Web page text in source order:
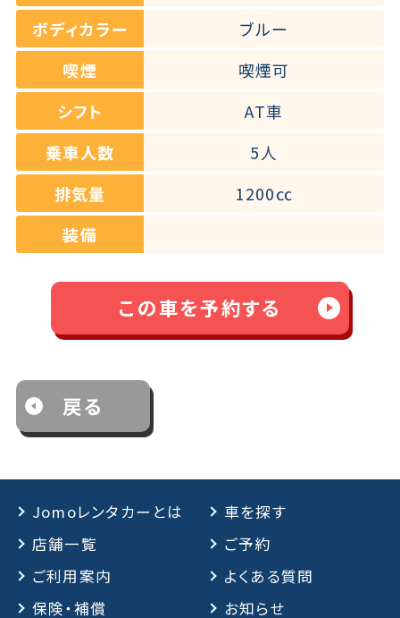
ボディカラー
ブルー
喫煙
喫煙可
シフト
AT車
乗車人数
5人
排気量
1200㏄
装備
戻る
この車を予約する
Jomoレンタカーとは
車を探す
店舗一覧
ご予約
ご利用案内
よくある質問
保険・補償
お知らせ